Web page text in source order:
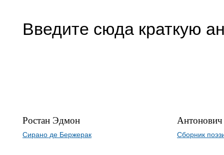
Введите сюда краткую
Ростан Эдмон
Сирано де Бержерак Сборник